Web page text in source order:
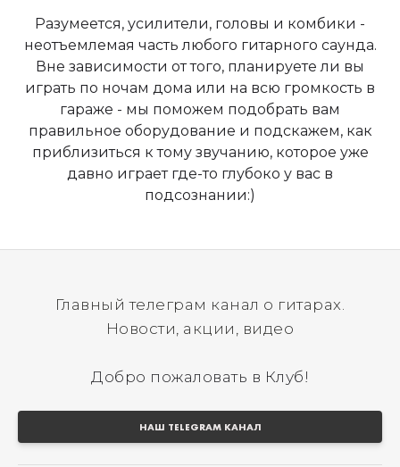
Разумеется, усилители, головы и комбики -
неотъемлемая часть любого гитарного саунда.
Вне зависимости от того, планируете ли вы
играть по ночам дома или на всю громкость в
гараже - мы поможем подобрать вам
правильное оборудование и подскажем, как
приблизиться к тому звучанию, которое уже
давно играет где-то глубоко у вас в
подсознании:)
Главный телеграм канал о гитарах.
Новости, акции, видео
Добро пожаловать в Клуб!
НАШ TELEGRAM КАНАЛ